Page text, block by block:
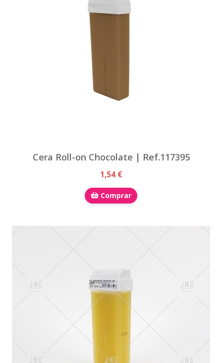
Cera Roll-on Chocolate | Ref.117395
1,54 €
Comprar